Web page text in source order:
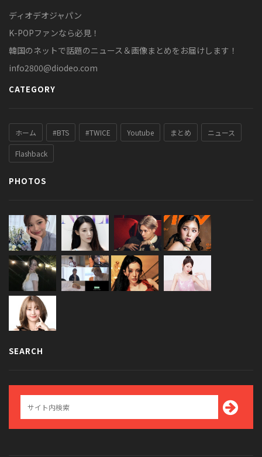
ディオデオジャパン
K-POPファンなら必見！
韓国のネットで話題のニュース＆画像まとめをお届けします！
info2800@diodeo.com
CATEGORY
ホーム #BTS #TWICE Youtube まとめ ニュース
Flashback
PHOTOS
SEARCH